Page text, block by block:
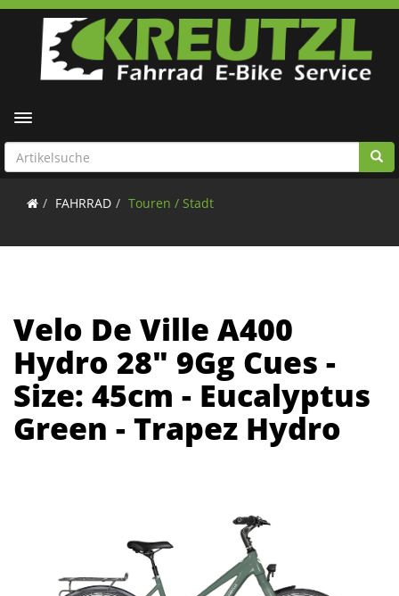
Toggle navigation
FAHRRAD Touren / Stadt
Velo De Ville A400
Hydro 28" 9Gg Cues -
Size: 45cm - Eucalyptus
Green - Trapez Hydro